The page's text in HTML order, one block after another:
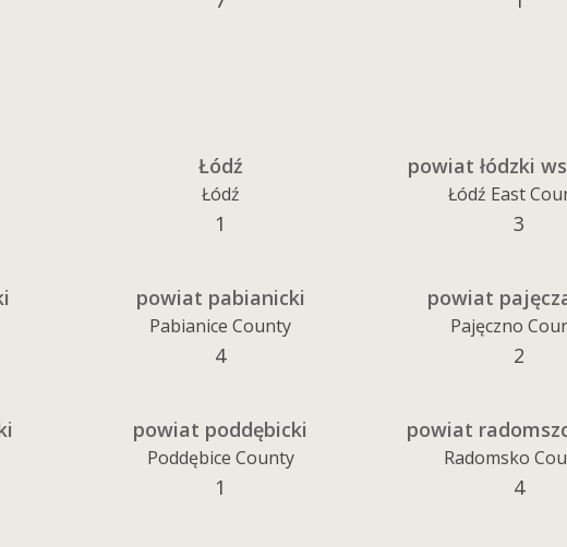
Łódź
Łódź
1
powiat łódzki
Łódź East
3
powiat pabianicki
Pabianice County
4
powiat
Pajęczno
2
powiat poddębicki
Poddębice County
1
powiat
Radomsko
4